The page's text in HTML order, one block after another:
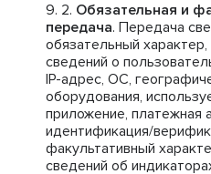
Обязательная и
передача. Передача
обязательный
сведений о
IP-адрес, ОС,
оборудования,
приложение, платежная
идентификация/
факультативный
сведений об